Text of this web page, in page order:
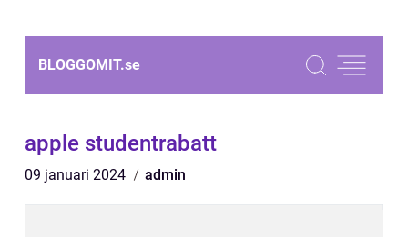
BLOGGOMIT.se
apple studentrabatt
09 januari 2024 admin